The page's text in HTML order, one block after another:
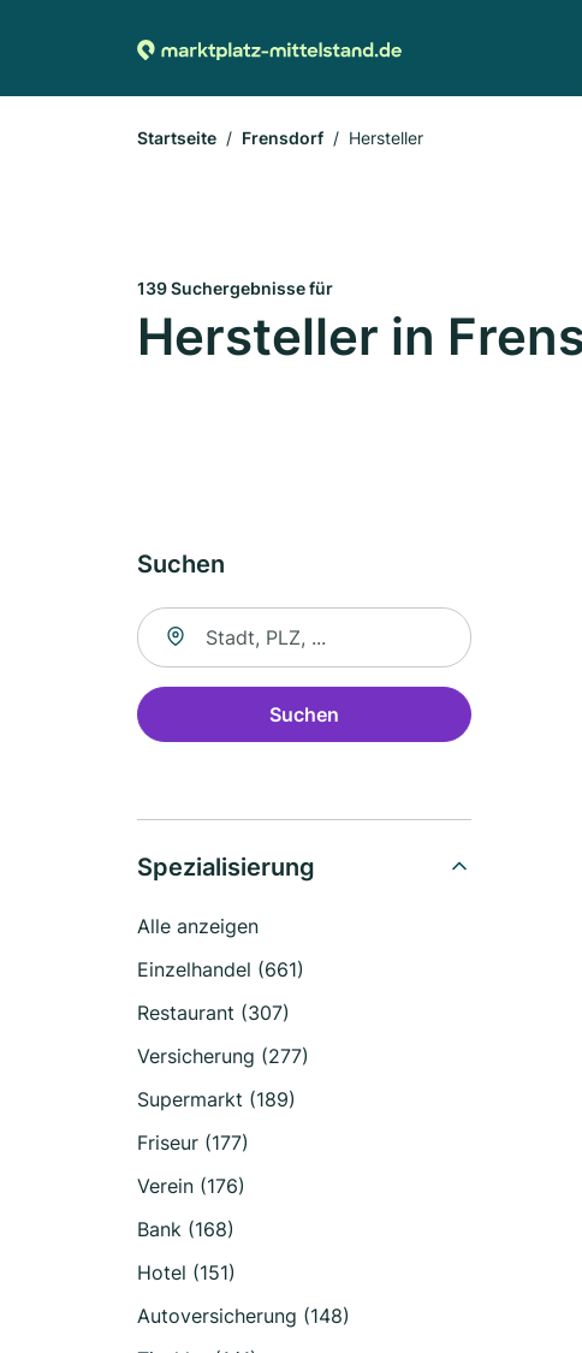
Startseite Frensdorf Hersteller
139 Suchergebnisse für
Hersteller in
Suchen
Suche nach Ort
Suchen
Spezialisierung
Alle anzeigen
Einzelhandel (661)
Restaurant (307)
Versicherung (277)
Supermarkt (189)
Friseur (177)
Verein (176)
Bank (168)
Hotel (151)
Autoversicherung (148)